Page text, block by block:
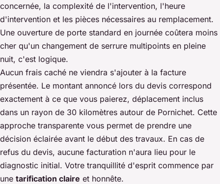
concernée, la complexité de l'intervention, l'heure
d'intervention et les pièces nécessaires au remplacement.
Une ouverture de porte standard en journée coûtera moins
cher qu'un changement de serrure multipoints en pleine
nuit, c'est logique.
Aucun frais caché ne viendra s'ajouter à la facture
présentée. Le montant annoncé lors du devis correspond
exactement à ce que vous paierez, déplacement inclus
dans un rayon de 30 kilomètres autour de Pornichet. Cette
approche transparente vous permet de prendre une
décision éclairée avant le début des travaux. En cas de
refus du devis, aucune facturation n'aura lieu pour le
diagnostic initial. Votre tranquillité d'esprit commence par
une tarification claire et honnête.